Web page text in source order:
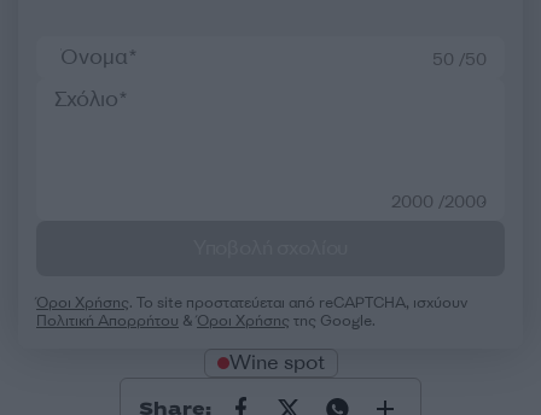
50 /50
2000 /2000
Όροι Χρήσης. Το site προστατεύεται από reCAPTCHA, ισχύουν
Πολιτική Απορρήτου &Όροι Χρήσης της Google.
Wine spot
Share: